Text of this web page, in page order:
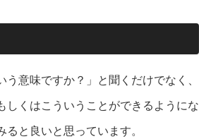
意味ですか？」と聞くだけでなく、
しくはこういうことができるようにな
と良いと思っています。